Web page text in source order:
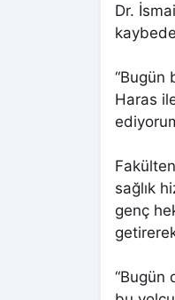
Dr.
“Bugün
Haras
sağlık
genç
“Bugün